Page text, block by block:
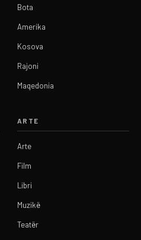
Bota
Amerika
Kosova
Rajoni
Maqedonia
ARTE
Arte
Film
Libri
Muzikë
Teatër